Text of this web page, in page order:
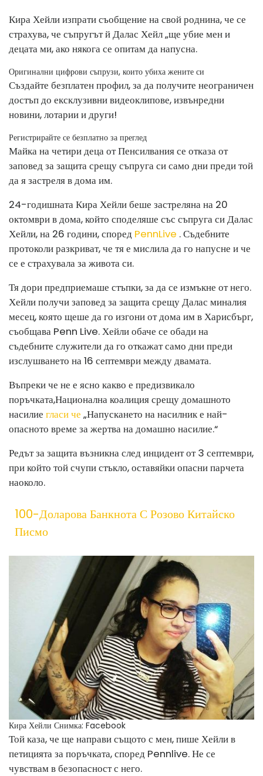
Кира Хейли изпрати съобщение на свой роднина, че се
страхува, че съпругът й Далас Хейл „ще убие мен и
децата ми, ако някога се опитам да напусна.
Оригинални цифрови съпрузи, които убиха жените си
Създайте безплатен профил, за да получите неограничен
достъп до ексклузивни видеоклипове, извънредни
новини, лотарии и други!
Регистрирайте се безплатно за преглед
Майка на четири деца от Пенсилвания се отказа от
заповед за защита срещу съпруга си само дни преди той
да я застреля в дома им.
24-годишната Кира Хейли беше застреляна на 20
октомври в дома, който споделяше със съпруга си Далас
Хейли, на 26 години, според PennLive . Съдебните
протоколи разкриват, че тя е мислила да го напусне и че
се е страхувала за живота си.
Тя дори предприемаше стъпки, за да се измъкне от него.
Хейли получи заповед за защита срещу Далас миналия
месец, която щеше да го изгони от дома им в Харисбърг,
съобщава Penn Live. Хейли обаче се обади на
съдебните служители да го откажат само дни преди
изслушването на 16 септември между двамата.
Въпреки че не е ясно какво е предизвикало
поръчката,Национална коалиция срещу домашното
насилие гласи че „Напускането на насилник е най-
опасното време за жертва на домашно насилие.“
Редът за защита възникна след инцидент от 3 септември,
при който той счупи стъкло, оставяйки опасни парчета
наоколо.
100-Доларова Банкнота С Розово Китайско
Писмо
Кира Хейли Снимка: Facebook
Той каза, че ще направи същото с мен, пише Хейли в
петицията за поръчката, според Pennlive. Не се
чувствам в безопасност с него.